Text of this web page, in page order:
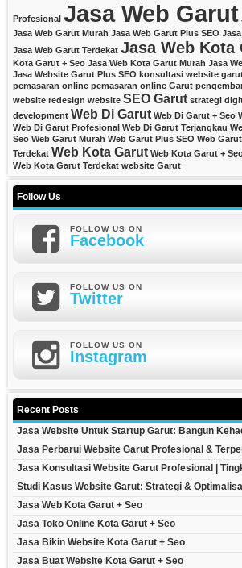
Profesional Jasa Web Garut
Jasa Web Garut Murah Jasa Web Garut Plus SEO
Jasa Web Garut Terdekat Jasa Web Kota
Kota Garut + Seo Jasa Web Kota Garut Murah Jasa
Jasa Website Garut Plus SEO konsultasi website
pemasaran online pemasaran online Garut
website redesign website SEO Garut strategi
development Web Di Garut Web Di Garut + Seo
Web Di Garut Profesional Web Di Garut Terjangkau
Seo Web Garut Murah Web Garut Plus SEO Web
Terdekat Web Kota Garut Web Kota Garut +
Web Kota Garut Terdekat website Garut
Follow Us
FOLLOW US ON
Facebook
FOLLOW US ON
Twitter
FOLLOW US ON
Instagram
Recent Posts
Jasa Website Untuk Startup Garut: Bangun
Jasa Perbarui Website Garut Profesional &
Jasa Konsultasi Website Garut Profesional |
Studi Kasus Website Garut: Strategi &
Jasa Web Kota Garut + Seo
Jasa Toko Online Kota Garut + Seo
Jasa Bikin Website Kota Garut + Seo
Jasa Buat Website Kota Garut + Seo